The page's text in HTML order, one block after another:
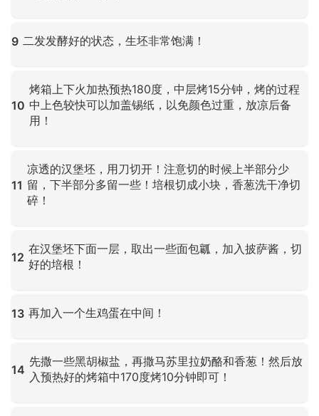
9 二发发酵好的状态，生坯非常饱满！
10
烤箱上下火加热预热180度，中层烤15分钟，烤的过程
中上色较快可以加盖锡纸，以免颜色过重，放凉后备
用！
11
凉透的汉堡坯，用刀切开！注意切的时候上半部分少
留，下半部分多留一些！培根切成小块，香葱洗干净切
碎！
12
在汉堡坯下面一层，取出一些面包瓤，加入披萨酱，切
好的培根！
13 再加入一个生鸡蛋在中间！
14
先撒一些黑胡椒盐，再撒马苏里拉奶酪和香葱！然后放
入预热好的烤箱中170度烤10分钟即可！